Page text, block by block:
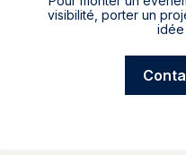
visibilité, porter un